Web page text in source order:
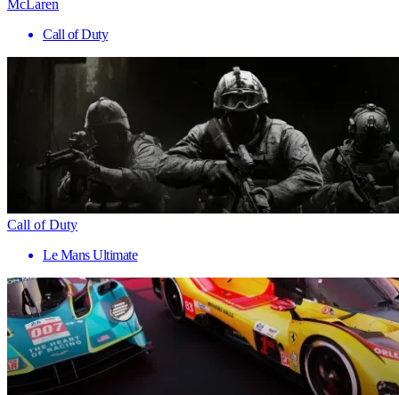
McLaren
Call of Duty
Call of Duty
Le Mans Ultimate